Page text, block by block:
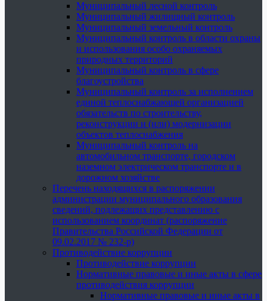
Муниципальный лесной контроль
Муниципальный жилищный контроль
Муниципальный земельный контроль
Муниципальный контроль в области охраны
и использования особо охраняемых
природных территорий
Муниципальный контроль в сфере
благоустройства
Муниципальный контроль за исполнением
единой теплоснабжающей организацией
обязательств по строительству,
реконструкции и (или) модернизации
объектов теплоснабжения
Муниципальный контроль на
автомобильном транспорте, городском
наземном электрическом транспорте и в
дорожном хозяйстве
Перечень находящихся в распоряжении
администрации муниципального образования
сведений, подлежащих представлению с
использованием координат (распоряжение
Правительства Российской Федерации от
09.02.2017 № 232-р)
Противодействие коррупции
Противодействие коррупции
Нормативные правовые и иные акты в сфере
противодействия коррупции
Нормативные правовые и иные акты в